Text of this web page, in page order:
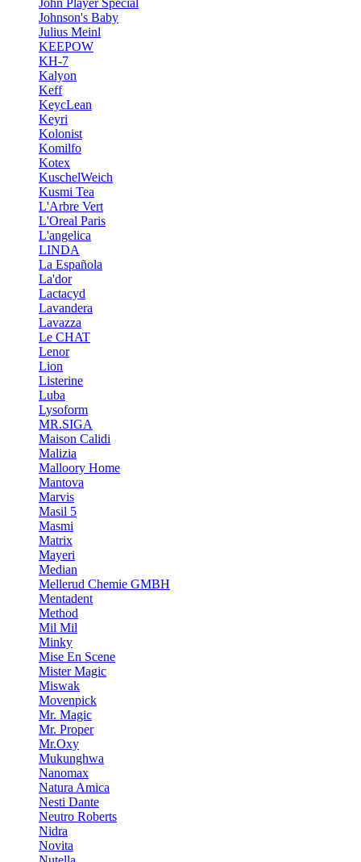
John Player Special
Johnson's Baby
Julius Meinl
KEEPOW
KH-7
Kalyon
Keff
KeycLean
Keyri
Kolonist
Komilfo
Kotex
KuschelWeich
Kusmi Tea
L'Arbre Vert
L'Oreal Paris
L'angelica
LINDA
La Española
La'dor
Lactacyd
Lavandera
Lavazza
Le CHAT
Lenor
Lion
Listerine
Luba
Lysoform
MR.SIGA
Maison Calidi
Malizia
Malloory Home
Mantova
Marvis
Masil 5
Masmi
Matrix
Mayeri
Median
Mellerud Chemie GMBH
Mentadent
Method
Mil Mil
Minky
Mise En Scene
Mister Magic
Miswak
Movenpick
Mr. Magic
Mr. Proper
Mr.Oxy
Mukunghwa
Nanomax
Natura Amica
Nesti Dante
Neutro Roberts
Nidra
Novita